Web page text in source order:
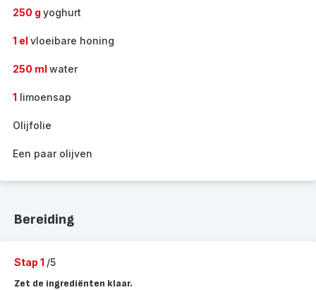
250 g yoghurt
1 el vloeibare honing
250 ml water
1 limoensap
Olijfolie
Een paar olijven
Bereiding
Stap 1 /5
Zet de ingrediënten klaar.